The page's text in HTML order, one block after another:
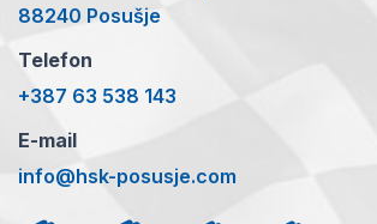
88240 Posušje
Telefon
+387 63 538 143
E-mail
info@hsk-posusje.com